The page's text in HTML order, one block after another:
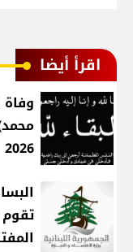
اقرأ أيضا
2026
تقوم